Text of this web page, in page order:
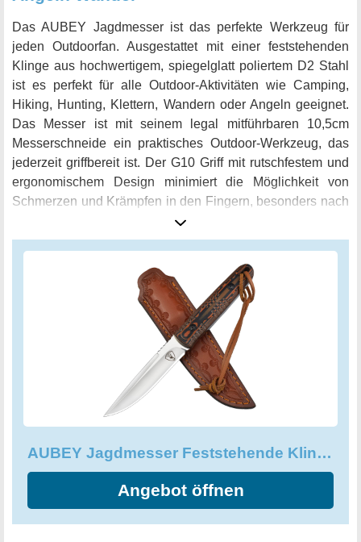
Das AUBEY Jagdmesser ist das perfekte Werkzeug für
jeden Outdoorfan. Ausgestattet mit einer feststehenden
Klinge aus hochwertigem, spiegelglatt poliertem D2 Stahl
ist es perfekt für alle Outdoor-Aktivitäten wie Camping,
Hiking, Hunting, Klettern, Wandern oder Angeln geeignet.
Das Messer ist mit seinem legal mitführbaren 10,5cm
Messerschneide ein praktisches Outdoor-Werkzeug, das
jederzeit griffbereit ist. Der G10 Griff mit rutschfestem und
ergonomischem Design minimiert die Möglichkeit von
Schmerzen und Krämpfen in den Fingern, besonders nach
langem Gebrauch. Die Full-Tang-Konstruktion sorgt für
herausragende Stärke und Zuverlässigkeit im Einsatz. Die
ausgewogen, so liegt das Jagdmesser optimal in der Hand
und kann optimal benutzt werden. Das Messer wird mit
einer Lederscheide geliefert, die eine sichere Befestigung
an Ihrem Hüftgurt oder Seilloch gewährleistet. Das AUBEY
Jagdmesser ist ein perfektes Geschenk für Vater, Sohn,
Freund oder für Männer und Frauen an Vatertag,
Geburtstag, Weihnachten, Halloween und Thanksgiving
Tag. Es ist ein praktisches qualifiziertes Outdoor-
Reisen und anderen Gelegenheiten als nützlich erweisen
kann. Die Klinge ist sehr scharf und widerstandsfähig und
eignet sich perfekt zum Schneiden von Holz, Papier oder
Kunststoff. Investieren Sie in dieses hochwertige,
AUBEY Jagdmesser Feststehende Klinge, Scharfer Outdoor Messer
Angebot öffnen